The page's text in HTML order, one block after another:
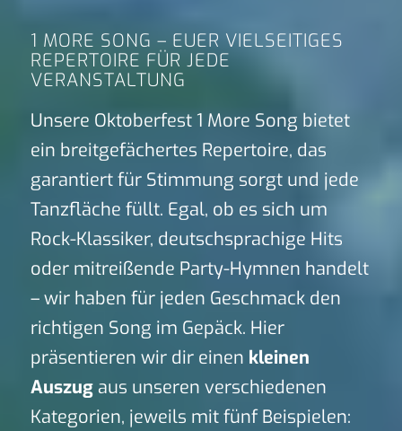
1 MORE SONG – EUER VIELSEITIGES
REPERTOIRE FÜR JEDE
VERANSTALTUNG
Unsere Oktoberfest 1 More Song bietet
ein breitgefächertes Repertoire, das
garantiert für Stimmung sorgt und jede
Tanzfläche füllt. Egal, ob es sich um
Rock-Klassiker, deutschsprachige Hits
oder mitreißende Party-Hymnen handelt
– wir haben für jeden Geschmack den
richtigen Song im Gepäck. Hier
präsentieren wir dir einen kleinen
Auszugaus unseren verschiedenen
Kategorien, jeweils mit fünf Beispielen: